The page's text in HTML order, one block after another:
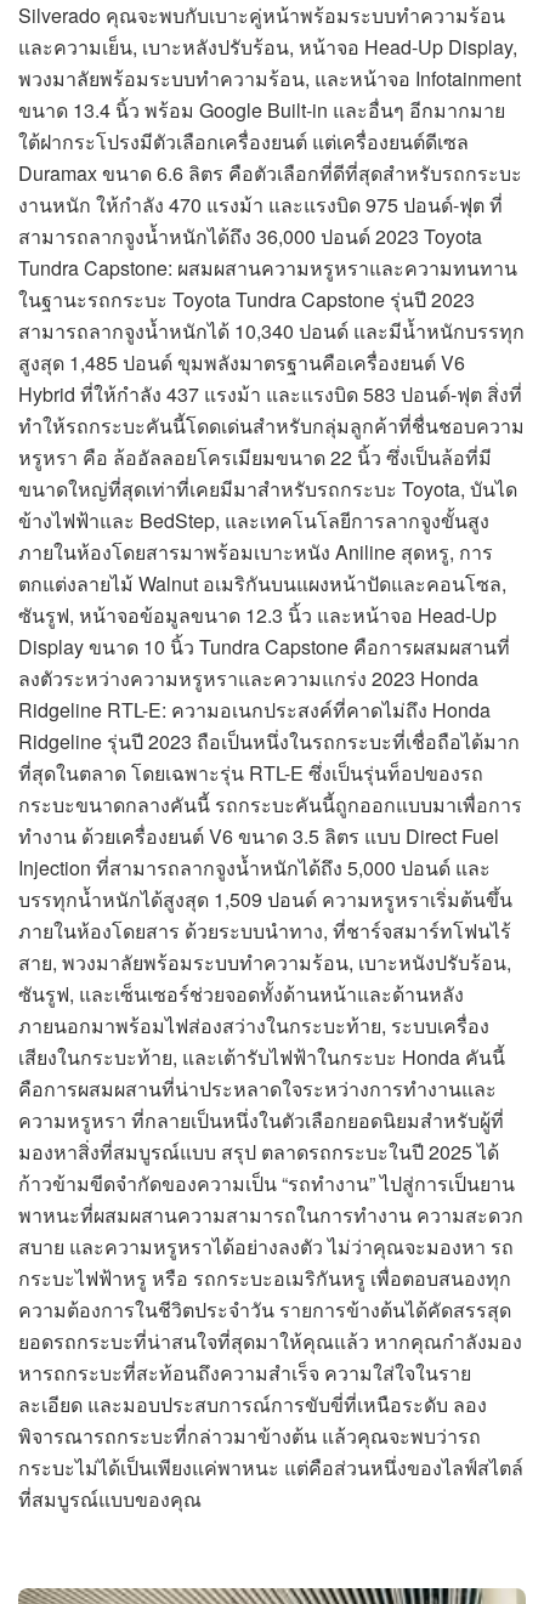
Silverado คุณจะพบกับเบาะคู่หน้าพร้อมระบบทำความร้อน
และความเย็น, เบาะหลังปรับร้อน, หน้าจอ Head-Up Display,
พวงมาลัยพร้อมระบบทำความร้อน, และหน้าจอ Infotainment
ขนาด 13.4 นิ้ว พร้อม Google Built-in และอื่นๆ อีกมากมาย
ใต้ฝากระโปรงมีตัวเลือกเครื่องยนต์ แต่เครื่องยนต์ดีเซล
Duramax ขนาด 6.6 ลิตร คือตัวเลือกที่ดีที่สุดสำหรับรถกระบะ
งานหนัก ให้กำลัง 470 แรงม้า และแรงบิด 975 ปอนด์-ฟุต ที่
สามารถลากจูงน้ำหนักได้ถึง 36,000 ปอนด์ 2023 Toyota
Tundra Capstone: ผสมผสานความหรูหราและความทนทาน
ในฐานะรถกระบะ Toyota Tundra Capstone รุ่นปี 2023
สามารถลากจูงน้ำหนักได้ 10,340 ปอนด์ และมีน้ำหนักบรรทุก
สูงสุด 1,485 ปอนด์ ขุมพลังมาตรฐานคือเครื่องยนต์ V6
Hybrid ที่ให้กำลัง 437 แรงม้า และแรงบิด 583 ปอนด์-ฟุต สิ่งที่
ทำให้รถกระบะคันนี้โดดเด่นสำหรับกลุ่มลูกค้าที่ชื่นชอบความ
หรูหรา คือ ล้ออัลลอยโครเมียมขนาด 22 นิ้ว ซึ่งเป็นล้อที่มี
ขนาดใหญ่ที่สุดเท่าที่เคยมีมาสำหรับรถกระบะ Toyota, บันได
ข้างไฟฟ้าและ BedStep, และเทคโนโลยีการลากจูงขั้นสูง
ภายในห้องโดยสารมาพร้อมเบาะหนัง Aniline สุดหรู, การ
ตกแต่งลายไม้ Walnut อเมริกันบนแผงหน้าปัดและคอนโซล,
ซันรูฟ, หน้าจอข้อมูลขนาด 12.3 นิ้ว และหน้าจอ Head-Up
Display ขนาด 10 นิ้ว Tundra Capstone คือการผสมผสานที่
ลงตัวระหว่างความหรูหราและความแกร่ง 2023 Honda
Ridgeline RTL-E: ความอเนกประสงค์ที่คาดไม่ถึง Honda
Ridgeline รุ่นปี 2023 ถือเป็นหนึ่งในรถกระบะที่เชื่อถือได้มาก
ที่สุดในตลาด โดยเฉพาะรุ่น RTL-E ซึ่งเป็นรุ่นท็อปของรถ
กระบะขนาดกลางคันนี้ รถกระบะคันนี้ถูกออกแบบมาเพื่อการ
ทำงาน ด้วยเครื่องยนต์ V6 ขนาด 3.5 ลิตร แบบ Direct Fuel
Injection ที่สามารถลากจูงน้ำหนักได้ถึง 5,000 ปอนด์ และ
บรรทุกน้ำหนักได้สูงสุด 1,509 ปอนด์ ความหรูหราเริ่มต้นขึ้น
ภายในห้องโดยสาร ด้วยระบบนำทาง, ที่ชาร์จสมาร์ทโฟนไร้
สาย, พวงมาลัยพร้อมระบบทำความร้อน, เบาะหนังปรับร้อน,
ซันรูฟ, และเซ็นเซอร์ช่วยจอดทั้งด้านหน้าและด้านหลัง
ภายนอกมาพร้อมไฟส่องสว่างในกระบะท้าย, ระบบเครื่อง
เสียงในกระบะท้าย, และเต้ารับไฟฟ้าในกระบะ Honda คันนี้
คือการผสมผสานที่น่าประหลาดใจระหว่างการทำงานและ
ความหรูหรา ที่กลายเป็นหนึ่งในตัวเลือกยอดนิยมสำหรับผู้ที่
มองหาสิ่งที่สมบูรณ์แบบ สรุป ตลาดรถกระบะในปี 2025 ได้
ก้าวข้ามขีดจำกัดของความเป็น “รถทำงาน” ไปสู่การเป็นยาน
พาหนะที่ผสมผสานความสามารถในการทำงาน ความสะดวก
สบาย และความหรูหราได้อย่างลงตัว ไม่ว่าคุณจะมองหา รถ
กระบะไฟฟ้าหรู หรือ รถกระบะอเมริกันหรู เพื่อตอบสนองทุก
ความต้องการในชีวิตประจำวัน รายการข้างต้นได้คัดสรรสุด
ยอดรถกระบะที่น่าสนใจที่สุดมาให้คุณแล้ว หากคุณกำลังมอง
หารถกระบะที่สะท้อนถึงความสำเร็จ ความใส่ใจในราย
ละเอียด และมอบประสบการณ์การขับขี่ที่เหนือระดับ ลอง
พิจารณารถกระบะที่กล่าวมาข้างต้น แล้วคุณจะพบว่ารถ
กระบะไม่ได้เป็นเพียงแค่พาหนะ แต่คือส่วนหนึ่งของไลฟ์สไตล์
ที่สมบูรณ์แบบของคุณ